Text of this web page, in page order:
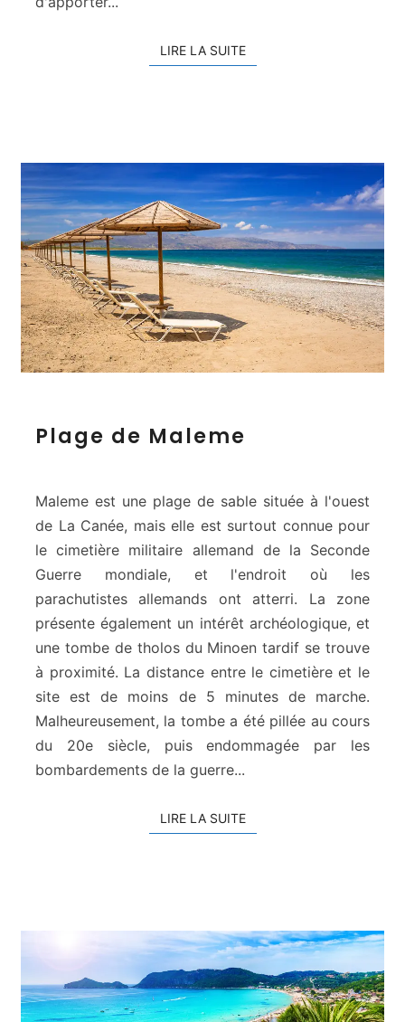
LIRE LA SUITELIRE LA SUITE
l
e
e
M
a
l
e
e
Plage de Maleme
Maleme est une plage de sable située à l'ouest
de La Canée, mais elle est surtout connue pour
le cimetière militaire allemand de la Seconde
Guerre mondiale, et l'endroit où les
parachutistes allemands ont atterri. La zone
présente également un intérêt archéologique, et
une tombe de tholos du Minoen tardif se trouve
à proximité. La distance entre le cimetière et le
site est de moins de 5 minutes de marche.
Malheureusement, la tombe a été pillée au cours
du 20e siècle, puis endommagée par les
bombardements de la guerre...
LIRE LA SUITELIRE LA SUITE